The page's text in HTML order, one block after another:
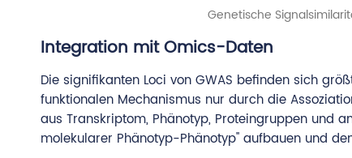
Genetische
Integration mit Omics-Daten
Die signifikanten Loci von GWAS befinden sich
funktionalen Mechanismus nur durch die
aus Transkriptom, Phänotyp, Proteingruppen und
molekularer Phänotyp-Phänotyp" aufbauen und